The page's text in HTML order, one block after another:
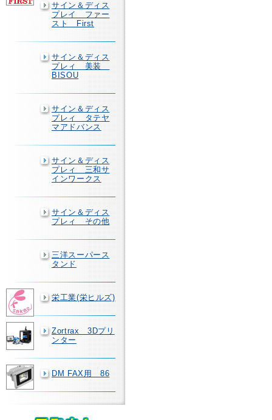
サイン＆ディス
プレイ ファー
スト First
サイン＆ディス
プレィ 美装
BISOU
サイン＆ディス
プレィ タテヤ
マアドバンス
サイン＆ディス
プレィ 三和サ
インワークス
サイン＆ディス
プレィ その他
三洋スーパース
タンド
栄工業(栄ヒルズ)
Zortrax 3Dプリ
ンター
DM FAX用 86